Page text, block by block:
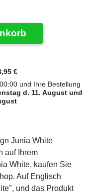
€
und Ihre Bestellung
d. 11. August und
Junia White
auf Ihrem
White, kaufen Sie
Auf Englisch
und das Produkt